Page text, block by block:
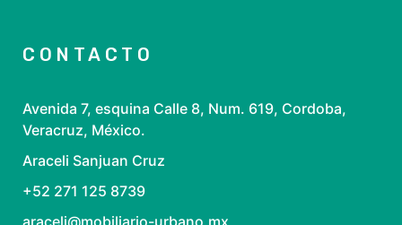
CONTACTO
Avenida 7, esquina Calle 8, Num. 619, Cordoba,
Veracruz, México.
Araceli Sanjuan Cruz
+52 271 125 8739
araceli@mobiliario-urbano.mx